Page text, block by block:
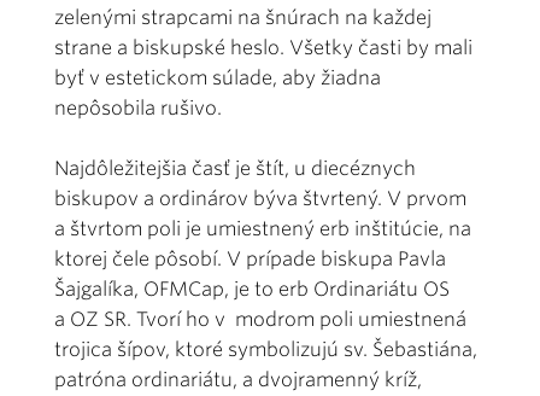
zelenými strapcami na šnúrach na každej
strane a biskupské heslo. Všetky časti by mali
byť v estetickom súlade, aby žiadna
nepôsobila rušivo.
Najdôležitejšia časť je štít, u diecéznych
biskupov a ordinárov býva štvrtený. V prvom
a štvrtom poli je umiestnený erb inštitúcie, na
ktorej čele pôsobí. V prípade biskupa Pavla
Šajgalíka, OFMCap, je to erb Ordinariátu OS
a OZ SR. Tvorí ho v modrom poli umiestnená
trojica šípov, ktoré symbolizujú sv. Šebastiána,
patróna ordinariátu, a dvojramenný kríž,